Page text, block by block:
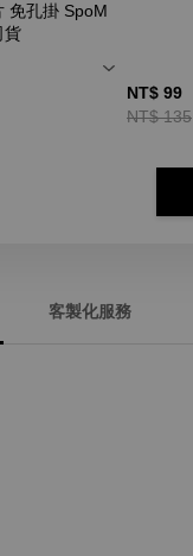
免孔掛 SpoM
貨
NT$ 99
NT$ 135
客製化服務